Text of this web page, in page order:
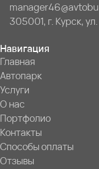
305001, г. Курск,
Навигация
Главная
Автопарк
Услуги
О нас
Портфолио
Контакты
Способы оплаты
Отзывы